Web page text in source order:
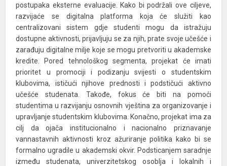
postupaka eksterne evaluacije. Kako bi podržali ove ciljeve,
razvijaće se digitalna platforma koja će služiti kao
centralizovani sistem gdje studenti mogu da istražuju
dostupne aktivnosti, prijavljuju se za njih, prate svoje učešće i
zarađuju digitalne milje koje se mogu pretvoriti u akademske
kredite. Pored tehnološkog segmenta, projekat će imati
prioritet u promociji i podizanju svijesti o studentskim
klubovima, ističući njihove prednosti i podstičući aktivno
učešće studenata. Takođe, fokus će biti na pomoći
studentima u razvijanju osnovnih vještina za organizovanje i
upravljanje studentskim klubovima. Konačno, projekat ima za
cilj da ojača institucionalno i nacionalno priznavanje
vannastavnih aktivnosti kroz ažuriranje politika kako bi se
formalno ugradile u akademski okvir. Podsticanjem saradnje
između studenata, univerzitetskog osoblja i lokalnih i